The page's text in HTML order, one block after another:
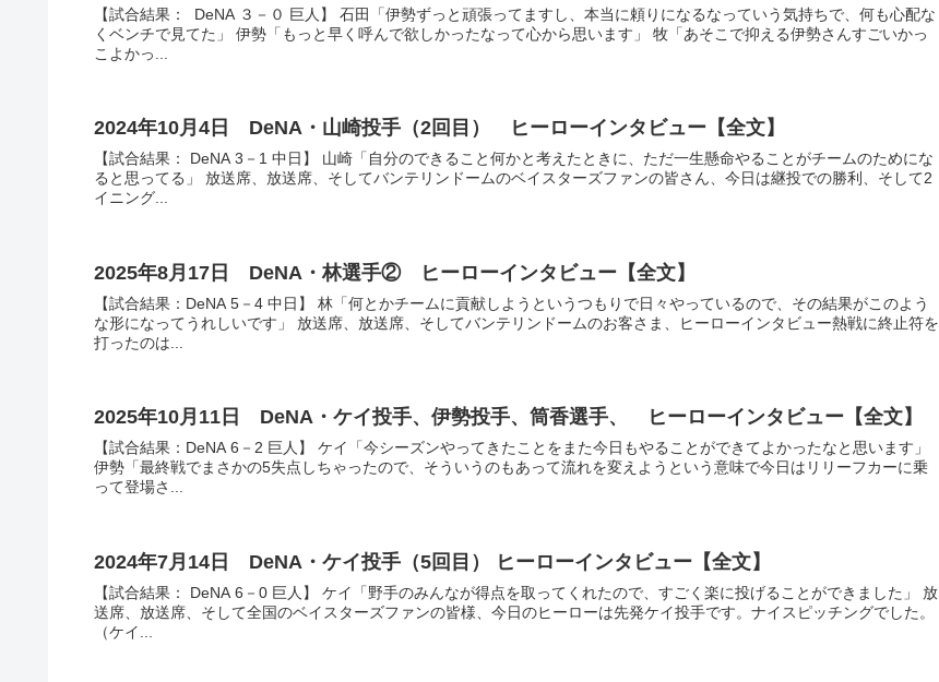
【試合結果： DeNA ３－０ 巨人】 石田「伊勢ずっと頑張ってますし、本当に頼りになるなっていう気持ちで、何も心配な
くベンチで見てた」 伊勢「もっと早く呼んで欲しかったなって心から思います」 牧「あそこで抑える伊勢さんすごいかっ
こよかっ...
2024年10月4日 DeNA・山崎投手（2回目） ヒーローインタビュー【全文】
【試合結果： DeNA 3－1 中日】 山崎「自分のできること何かと考えたときに、ただ一生懸命やることがチームのためにな
ると思ってる」 放送席、放送席、そしてバンテリンドームのベイスターズファンの皆さん、今日は継投での勝利、そして2
イニング...
2025年8月17日 DeNA・林選手② ヒーローインタビュー【全文】
【試合結果：DeNA 5－4 中日】 林「何とかチームに貢献しようというつもりで日々やっているので、その結果がこのよう
な形になってうれしいです」 放送席、放送席、そしてバンテリンドームのお客さま、ヒーローインタビュー熱戦に終止符を
打ったのは...
2025年10月11日 DeNA・ケイ投手、伊勢投手、筒香選手、 ヒーローインタビュー【全文】
【試合結果：DeNA 6－2 巨人】 ケイ「今シーズンやってきたことをまた今日もやることができてよかったなと思います」
伊勢「最終戦でまさかの5失点しちゃったので、そういうのもあって流れを変えようという意味で今日はリリーフカーに乗
って登場さ...
2024年7月14日 DeNA・ケイ投手（5回目） ヒーローインタビュー【全文】
【試合結果： DeNA 6－0 巨人】 ケイ「野手のみんなが得点を取ってくれたので、すごく楽に投げることができました」 放
送席、放送席、そして全国のベイスターズファンの皆様、今日のヒーローは先発ケイ投手です。ナイスピッチングでした。
（ケイ...